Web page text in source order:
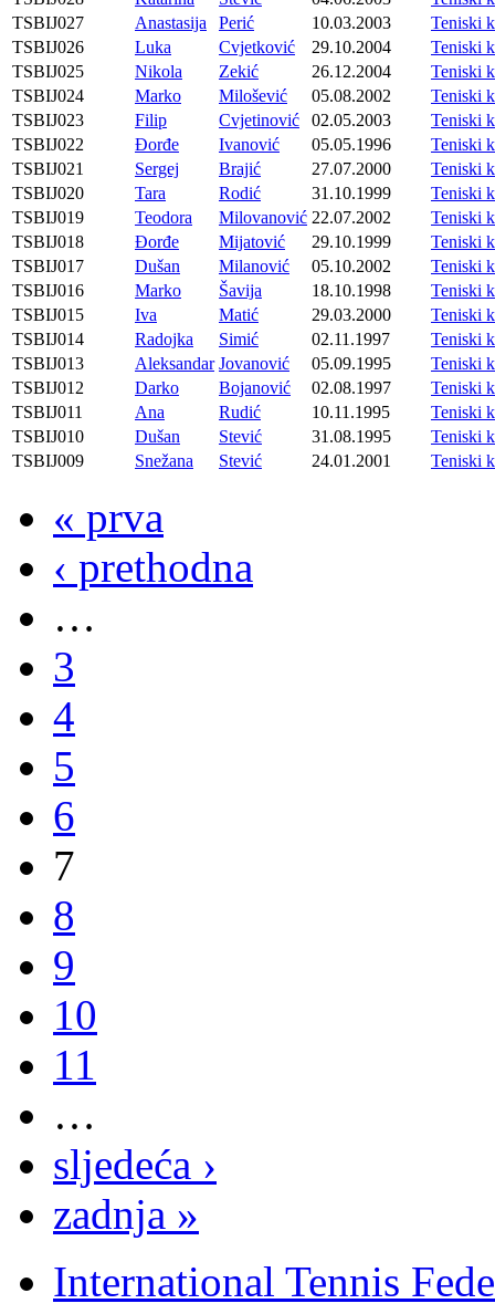
TSBIJ027
Anastasija Perić 10.03.2003
Teniski
TSBIJ026
Luka Cvjetković 29.10.2004
Teniski
TSBIJ025
Nikola Zekić 26.12.2004
Teniski
TSBIJ024
Marko Milošević 05.08.2002
Teniski
TSBIJ023
Filip Cvjetinović 02.05.2003
Teniski
TSBIJ022
Đorđe Ivanović 05.05.1996
Teniski
TSBIJ021
Sergej Brajić 27.07.2000
Teniski
TSBIJ020
Tara Rodić 31.10.1999
Teniski
TSBIJ019
Teodora Milovanović 22.07.2002
Teniski
TSBIJ018
Đorđe Mijatović 29.10.1999
Teniski
TSBIJ017
Dušan Milanović 05.10.2002
Teniski
TSBIJ016
Marko Šavija 18.10.1998
Teniski
TSBIJ015
Iva Matić 29.03.2000
Teniski
TSBIJ014
Radojka Simić 02.11.1997
Teniski
TSBIJ013
Aleksandar Jovanović 05.09.1995
Teniski
TSBIJ012
Darko Bojanović 02.08.1997
Teniski
TSBIJ011
Ana Rudić 10.11.1995
Teniski
TSBIJ010
Dušan Stević 31.08.1995
Teniski
TSBIJ009
Snežana Stević 24.01.2001 Teniski
« prva
‹ prethodna
…
3
4
5
6
7
8
9
10
11
…
sljedeća ›
zadnja »
International Tennis